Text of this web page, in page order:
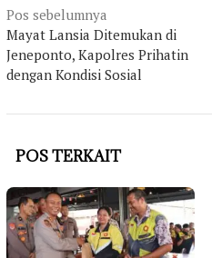
Navigasi
pos
Pos sebelumnya
Mayat Lansia Ditemukan di
Jeneponto, Kapolres Prihatin
dengan Kondisi Sosial
POS TERKAIT